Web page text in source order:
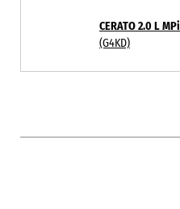
CERATO 2.0 L MPi
(G4KD)